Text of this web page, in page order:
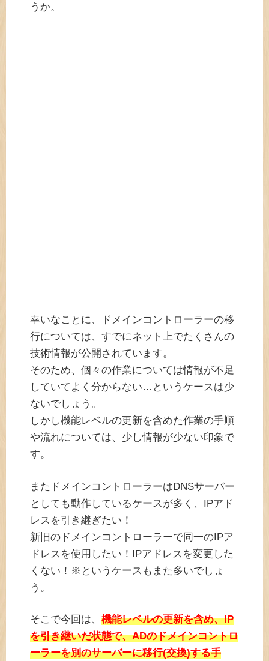
うか。
幸いなことに、ドメインコントローラーの移
行については、すでにネット上でたくさんの
技術情報が公開されています。
そのため、個々の作業については情報が不足
していてよく分からない…というケースは少
ないでしょう。
しかし機能レベルの更新を含めた作業の手順
や流れについては、少し情報が少ない印象で
す。
またドメインコントローラーはDNSサーバー
としても動作しているケースが多く、IPアド
レスを引き継ぎたい！
新旧のドメインコントローラーで同一のIPア
ドレスを使用したい！IPアドレスを変更した
くない！※というケースもまた多いでしょ
う。
そこで今回は、 機能レベルの更新を含め、IP
を引き継いだ状態で、ADのドメインコントロ
ーラーを別のサーバーに移行(交換)する手